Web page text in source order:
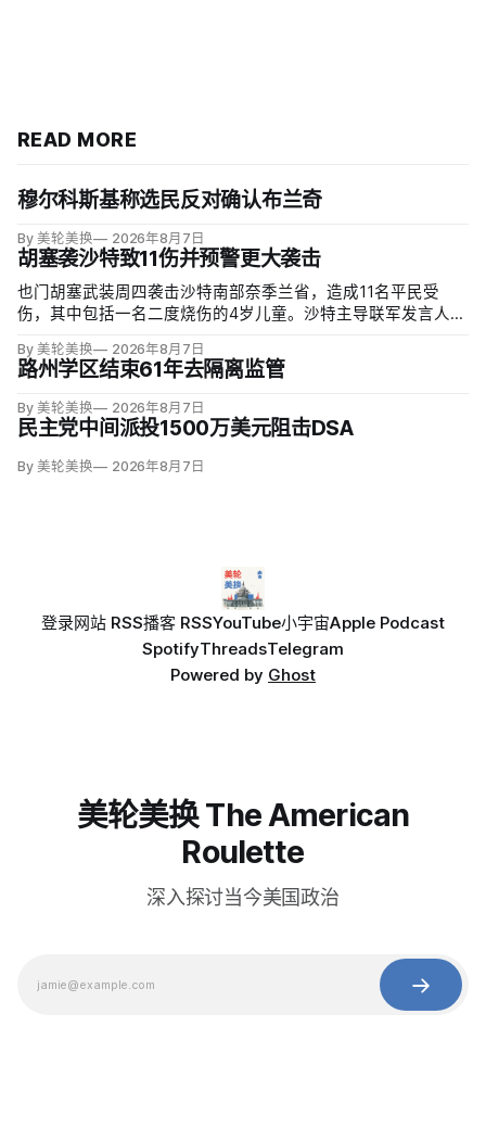
READ MORE
穆尔科斯基称选民反对确认布兰奇
By 美轮美换 2026年8月7日
胡塞袭沙特致11伤并预警更大袭击
也门胡塞武装周四袭击沙特南部奈季兰省，造成11名平民受
伤，其中包括一名二度烧伤的4岁儿童。沙特主导联军发言人图
区；
By 美轮美换 2026年8月7日
路州学区结束61年去隔离监管
By 美轮美换 2026年8月7日
民主党中间派投1500万美元阻击DSA
By 美轮美换 2026年8月7日
登录网站 RSS播客 RSSYouTube小宇宙Apple Podcast
SpotifyThreadsTelegram
Powered by Ghost
美轮美换 The American
Roulette
深入探讨当今美国政治